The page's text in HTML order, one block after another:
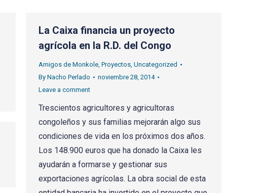
La Caixa financia un proyecto
agrícola en la R.D. del Congo
Amigos de Monkole, Proyectos, Uncategorized
By Nacho Perlado
noviembre 28, 2014
Leave a comment
Trescientos agricultores y agricultoras
congoleños y sus familias mejorarán algo sus
condiciones de vida en los próximos dos años.
Los 148.900 euros que ha donado la Caixa les
ayudarán a formarse y gestionar sus
exportaciones agrícolas. La obra social de esta